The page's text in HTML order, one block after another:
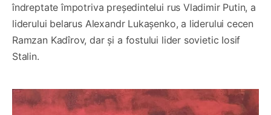
îndreptate împotriva președintelui rus Vladimir Putin, a
liderului belarus Alexandr Lukașenko, a liderului cecen
Ramzan Kadîrov, dar și a fostului lider sovietic Iosif
Stalin.